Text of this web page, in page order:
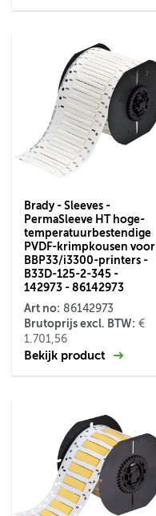
Brady - Sleeves -
PermaSleeve HT hoge-
temperatuurbestendige
PVDF-krimpkousen voor
BBP33/i3300-printers -
B33D-125-2-345 -
142973 - 86142973
Art no: 86142973
Brutoprijs excl. BTW: €
1.701,56
Bekijk product